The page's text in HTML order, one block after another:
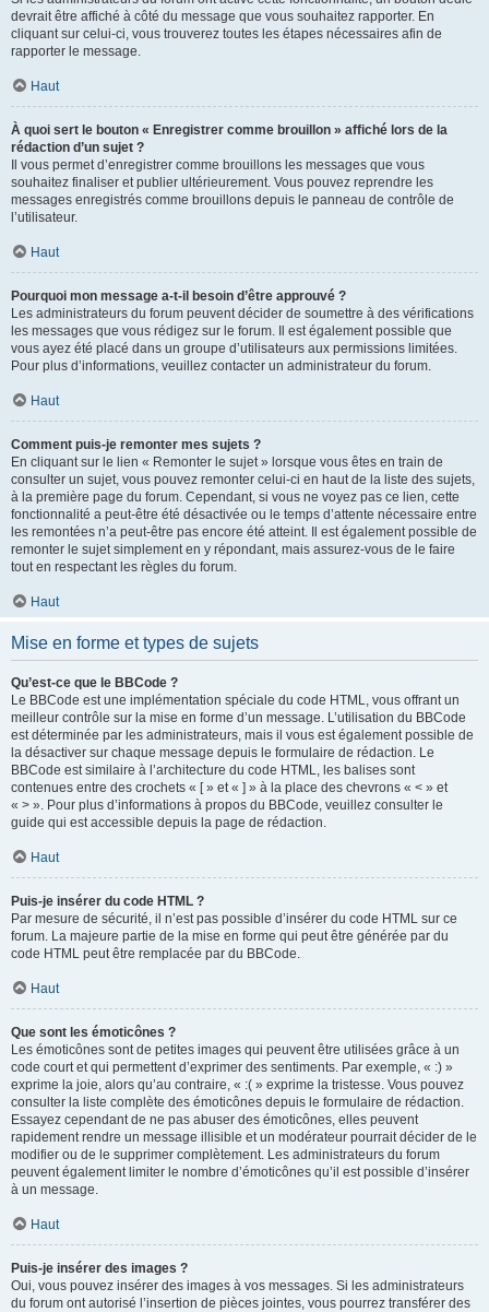
devrait être affiché à côté du message que vous souhaitez rapporter. En
cliquant sur celui-ci, vous trouverez toutes les étapes nécessaires afin de
rapporter le message.
Haut
À quoi sert le bouton « Enregistrer comme brouillon » affiché lors de la
rédaction d’un sujet ?
Il vous permet d’enregistrer comme brouillons les messages que vous
souhaitez finaliser et publier ultérieurement. Vous pouvez reprendre les
messages enregistrés comme brouillons depuis le panneau de contrôle de
l’utilisateur.
Haut
Pourquoi mon message a-t-il besoin d’être approuvé ?
Les administrateurs du forum peuvent décider de soumettre à des vérifications
les messages que vous rédigez sur le forum. Il est également possible que
vous ayez été placé dans un groupe d’utilisateurs aux permissions limitées.
Pour plus d’informations, veuillez contacter un administrateur du forum.
Haut
Comment puis-je remonter mes sujets ?
En cliquant sur le lien « Remonter le sujet » lorsque vous êtes en train de
consulter un sujet, vous pouvez remonter celui-ci en haut de la liste des sujets,
à la première page du forum. Cependant, si vous ne voyez pas ce lien, cette
fonctionnalité a peut-être été désactivée ou le temps d’attente nécessaire entre
les remontées n’a peut-être pas encore été atteint. Il est également possible de
remonter le sujet simplement en y répondant, mais assurez-vous de le faire
tout en respectant les règles du forum.
Haut
Mise en forme et types de sujets
Qu’est-ce que le BBCode ?
Le BBCode est une implémentation spéciale du code HTML, vous offrant un
meilleur contrôle sur la mise en forme d’un message. L’utilisation du BBCode
est déterminée par les administrateurs, mais il vous est également possible de
la désactiver sur chaque message depuis le formulaire de rédaction. Le
BBCode est similaire à l’architecture du code HTML, les balises sont
contenues entre des crochets « [ » et « ] » à la place des chevrons « < » et
« > ». Pour plus d’informations à propos du BBCode, veuillez consulter le
guide qui est accessible depuis la page de rédaction.
Haut
Puis-je insérer du code HTML ?
Par mesure de sécurité, il n’est pas possible d’insérer du code HTML sur ce
forum. La majeure partie de la mise en forme qui peut être générée par du
code HTML peut être remplacée par du BBCode.
Haut
Que sont les émoticônes ?
Les émoticônes sont de petites images qui peuvent être utilisées grâce à un
code court et qui permettent d’exprimer des sentiments. Par exemple, « :) »
exprime la joie, alors qu’au contraire, « :( » exprime la tristesse. Vous pouvez
consulter la liste complète des émoticônes depuis le formulaire de rédaction.
Essayez cependant de ne pas abuser des émoticônes, elles peuvent
rapidement rendre un message illisible et un modérateur pourrait décider de le
modifier ou de le supprimer complètement. Les administrateurs du forum
peuvent également limiter le nombre d’émoticônes qu’il est possible d’insérer
à un message.
Haut
Puis-je insérer des images ?
Oui, vous pouvez insérer des images à vos messages. Si les administrateurs
du forum ont autorisé l’insertion de pièces jointes, vous pourrez transférer des